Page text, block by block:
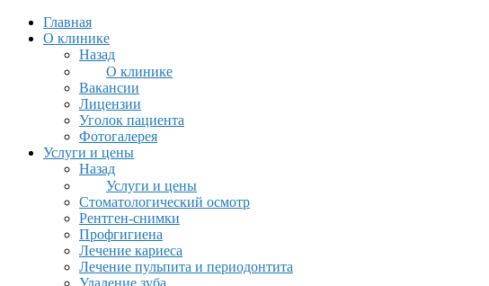
Главная
О клинике
Назад
О клинике
Вакансии
Лицензии
Уголок пациента
Фотогалерея
Услуги и цены
Назад
Услуги и цены
Стоматологический осмотр
Рентген-снимки
Профгигиена
Лечение кариеса
Лечение пульпита и периодонтита
Удаление зуба